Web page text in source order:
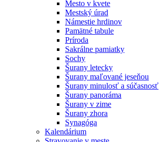
Mesto v kvete
Mestský úrad
Námestie hrdinov
Pamätné tabule
Príroda
Sakrálne pamiatky
Sochy
Šurany letecky
Šurany maľované jeseňou
Šurany minulosť a súčasnosť
Šurany panoráma
Šurany v zime
Šurany zhora
Synagóga
Kalendárium